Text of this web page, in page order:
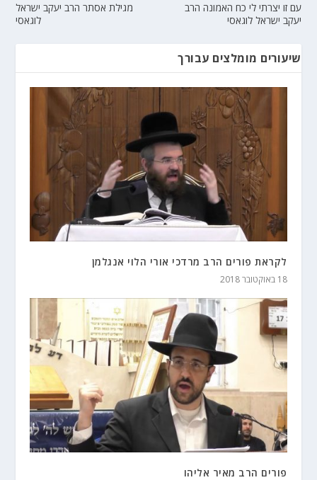
מגילת אסתר הרב יעקב ישראל
לוגאסי
עם זו יצרתי לי כח האמונה הרב
יעקב ישראל לוגאסי
שיעורים מומלצים עבורך
לקראת פורים הרב מרדכי אורי הלוי אנגלמן
18 באוקטובר 2018
פורים הרב מאיר אליהו